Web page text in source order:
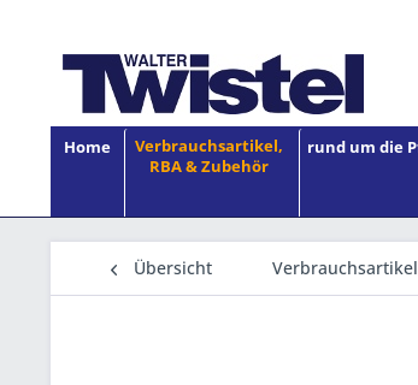
Home
Verbrauchsartikel,
RBA & Zubehör
rund um die
Übersicht